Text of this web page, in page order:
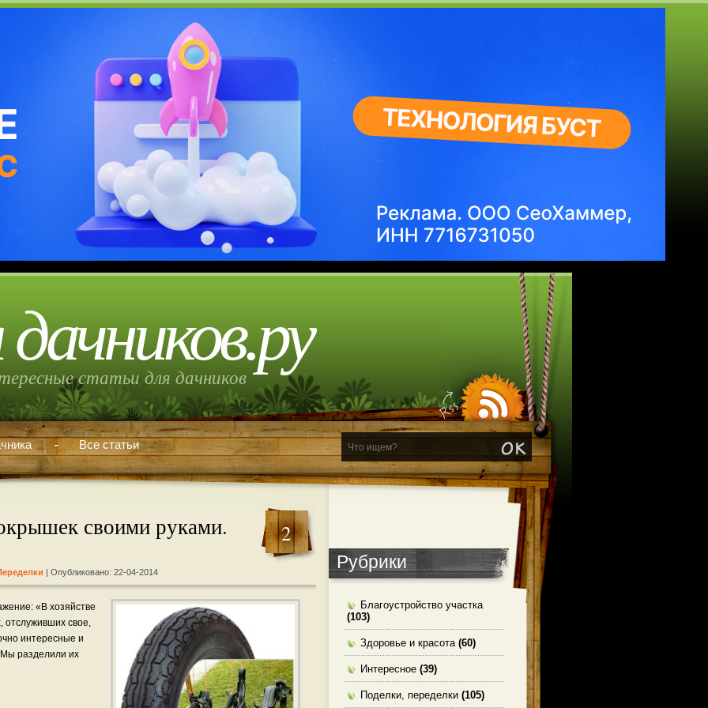
статьи для дачников
Все статьи
своими руками. 2
| Опубликовано: 22-04-2014
«В хозяйстве
отслуживших свое,
интересные и
разделили их
Рубрики
Благоустройство участка
(103)
Здоровье и красота(60)
Интересное (39)
Поделки, переделки (105)